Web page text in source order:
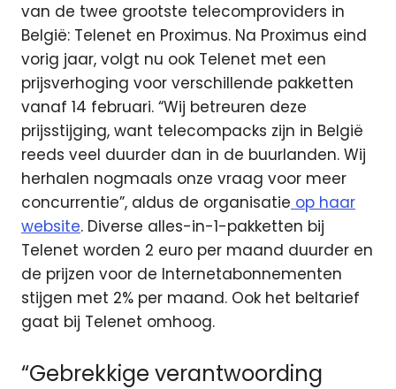
van de twee grootste telecomproviders in
België: Telenet en Proximus. Na Proximus eind
vorig jaar, volgt nu ook Telenet met een
prijsverhoging voor verschillende pakketten
vanaf 14 februari. “Wij betreuren deze
prijsstijging, want telecompacks zijn in België
reeds veel duurder dan in de buurlanden. Wij
herhalen nogmaals onze vraag voor meer
concurrentie”, aldus de organisatie op haar
website. Diverse alles-in-1-pakketten bij
Telenet worden 2 euro per maand duurder en
de prijzen voor de Internetabonnementen
stijgen met 2% per maand. Ook het beltarief
gaat bij Telenet omhoog.
“Gebrekkige verantwoording